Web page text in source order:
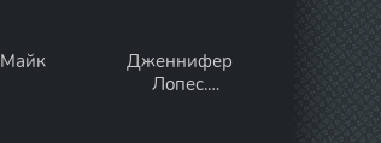
Майк
Дженнифер
Лопес.